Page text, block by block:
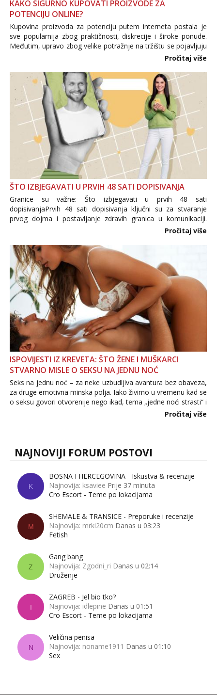
KAKO SIGURNO KUPOVATI PROIZVODE ZA
POTENCIJU ONLINE?
Kupovina proizvoda za potenciju putem interneta postala je
sve popularnija zbog praktičnosti, diskrecije i široke ponude.
Međutim, upravo zbog velike potražnje na tržištu se pojavljuju
i brojni krivotvoreni proizvodi, nepouzdane internetske
Pročitaj više
ŠTO IZBJEGAVATI U PRVIH 48 SATI DOPISIVANJA
Granice su važne: Što izbjegavati u prvih 48 sati
dopisivanjaPrvih 48 sati dopisivanja ključni su za stvaranje
prvog dojma i postavljanje zdravih granica u komunikaciji.
Važno je izbjeći prebrzo otkrivanje osobnih ili intimnih
informacija, jer nepoznata osoba još nije zaslužila to
povjerenje. Takođe...
Pročitaj više
ISPOVIJESTI IZ KREVETA: ŠTO ŽENE I MUŠKARCI
STVARNO MISLE O SEKSU NA JEDNU NOĆ
Seks na jednu noć – za neke uzbudljiva avantura bez obaveza,
za druge emotivna minska polja. Iako živimo u vremenu kad se
o seksu govori otvorenije nego ikad, tema „jedne noći strasti“ i
dalje izaziva burne rasprave. Što zapravo misle žene, a što
Pročitaj više
NAJNOVIJI FORUM POSTOVI
K
BOSNA I HERCEGOVINA - Iskustva & recenzije
Najnovija: ksaviee Prije 37 minuta
Cro Escort - Teme po lokacijama
M
SHEMALE & TRANSICE - Preporuke i recenzije
Najnovija: mrki20cm Danas u 03:23
Fetish
Z
Gang bang
Najnovija: Zgodni_ri Danas u 02:14
Druženje
I
ZAGREB - Jel bio tko?
Najnovija: idlepine Danas u 01:51
Cro Escort - Teme po lokacijama
N
Veličina penisa
Najnovija: noname1911 Danas u 01:10
Sex